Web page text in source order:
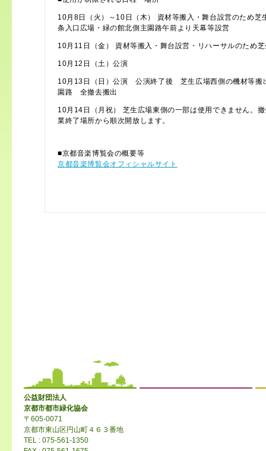
10月8日（火）～10日（木） 資材等搬入・舞台設営のため芝
条入口広場・緑の館北側主園路午前より天幕等設営
10月11日（金） 資材等搬入・舞台設営・リハーサルのため
10月12日（土）公演
10月13日（日）公演 公演終了後 芝生広場西側の機材等搬
園路 全撤去搬出
10月14日（月祝） 芝生広場東側の一部は使用できません。
業終了場所から順次開放します。
■京都音楽博覧会の概要等
京都音楽博覧会オフィシャルサイト
公益財団法人
京都市都市緑化協会
〒605-0071
京都市東山区円山町４６３番地
TEL : 075-561-1350